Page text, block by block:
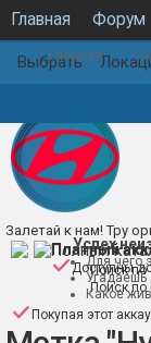
Главная Форум
Каталог
Выбрать
Главная
Залетай к нам! Тру
Полный
Поиск по
Поиск по
Успех
Для чего
Угадаешь
Какое
Платный
Доступны
Покупая этот